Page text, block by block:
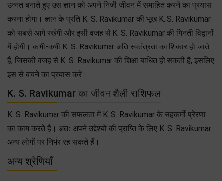
उन्नत बनाते हुए उस ज्ञान को अपने निजी जीवन में समाहित करने का प्रयास
करना होगा। ज्ञान के प्रति K. S. Ravikumar की भूख K. S. Ravikumar
को सबसे आगे रखेगी और इसी वजह से K. S. Ravikumar की गिनती विद्वानों
में होगी। कभी-कभी K. S. Ravikumar अति स्वतंत्रता का शिकार हो जाते
हैं, जिसकी वजह से K. S. Ravikumar की शिक्षा बाधित हो सकती है, इसलिए
इस से बचने का प्रयास करें।
K. S. Ravikumar का जीवन शैली राशिफल
K. S. Ravikumar की सफलता में K. S. Ravikumar के सहकर्मी प्रेरणा
का काम करते हैं। अतः अपने उद्देश्यों की प्राप्ति के लिए K. S. Ravikumar
अन्य लोगों पर निर्भर रह सकते हैं।
अन्य श्रेणियाँ